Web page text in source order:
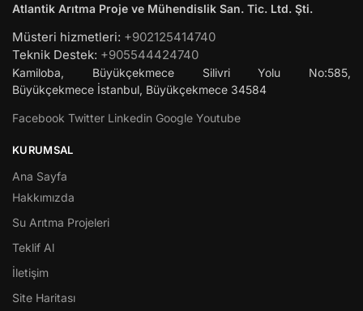
Atlantik Arıtma Proje ve Mühendislik San. Tic. Ltd. Şti.
Müsteri hizmetleri: +902125414740
Teknik Destek: +905544424740
Kamiloba, Büyükçekmece Silivri Yolu No:585,
Büyükçekmece İstanbul, Büyükçekmece 34584
Facebook Twitter Linkedin Google Youtube
KURUMSAL
Ana Sayfa
Hakkımızda
Su Arıtma Projeleri
Teklif Al
İletişim
Site Haritası